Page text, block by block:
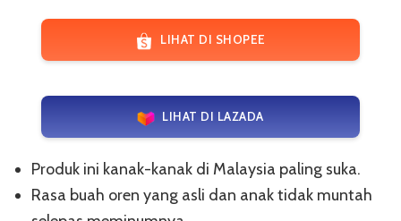
LIHAT DI SHOPEE
LIHAT DI LAZADA
Produk ini kanak-kanak di Malaysia paling suka.
Rasa buah oren yang asli dan anak tidak muntah